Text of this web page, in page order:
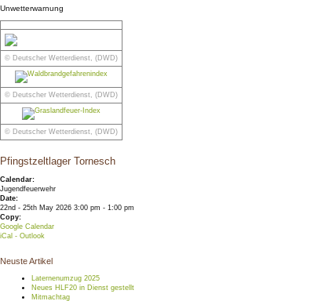
Unwetterwarnung
© Deutscher Wetterdienst, (DWD)
© Deutscher Wetterdienst, (DWD)
© Deutscher Wetterdienst, (DWD)
Pfingstzeltlager Tornesch
Calendar:
Jugendfeuerwehr
Date:
22nd - 25th May 2026 3:00 pm - 1:00 pm
Copy:
Google Calendar
iCal - Outlook
Neuste Artikel
Laternenumzug 2025
Neues HLF20 in Dienst gestellt
Mitmachtag